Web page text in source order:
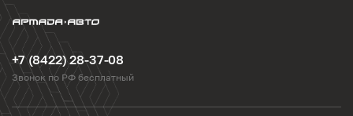
+7 (8422) 28-37-08
Звонок по РФ бесплатный